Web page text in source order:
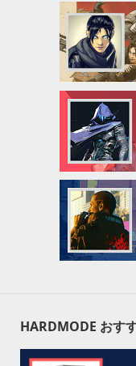
HARDMODE おす